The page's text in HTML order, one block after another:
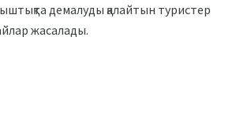
демалуды қалайтын туристер
жасалады.